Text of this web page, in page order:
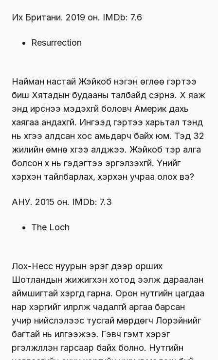
Их Британи. 2019 он. IMDb: 7.6
Resurrection
Найман настай Жэйкоб нэгэн өглөө гэртээ
биш Хятадын будааны талбайд сэрнэ. Хүү яаж
энд ирснээ мэдэхгүй боловч Америк дахь
хаягаа андахгүй. Ингээд гэртээ харьтал тэнд
нь хүүгээ алдсан хос амьдарч байх юм. Тэд 32
жилийн өмнө хүүгээ алджээ. Жэйкоб тэр алга
болсон хүү нь гэдэгтээ эргэлзэхгүй. Үүнийг
хэрхэн тайлбарлах, хэрхэн учраа олох вэ?
АНУ. 2015 он. IMDb: 7.3
The Loch
Лох-Несс нуурын эрэг дээр орших
Шотландын жижигхэн хотод ээлж дараалан
аймшигтай хэргүүд гарна. Орон нутгийн цагдаа
нар хэргийг илрүүлж чадалгүй аргаа барсан
учир нийслэлээс тусгай мөрдөгч Лорэйнийг
багтай нь илгээжээ. Гэвч гэмт хэрэг
үргэлжлүүлэн гарсаар байх болно. Нутгийн